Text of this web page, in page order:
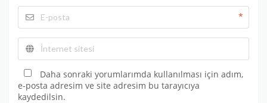
*
Daha sonraki yorumlarımda kullanılması için adım,
e-posta adresim ve site adresim bu tarayıcıya
kaydedilsin.